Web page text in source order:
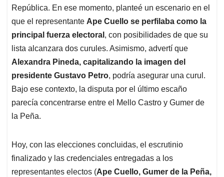
p
k
n
República. En ese momento, planteé un escenario en el
que el representante Ape Cuello se perfilaba como la
principal fuerza electoral , con posibilidades de que su
lista alcanzara dos curules. Asimismo, advertí que
Alexandra Pineda, capitalizando la imagen del
presidente Gustavo Petro, podría asegurar una curul.
Bajo ese contexto, la disputa por el último escaño
parecía concentrarse entre el Mello Castro y Gumer de
la Peña.
Hoy, con las elecciones concluidas, el escrutinio
finalizado y las credenciales entregadas a los
representantes electos (Ape Cuello, Gumer de la Peña,